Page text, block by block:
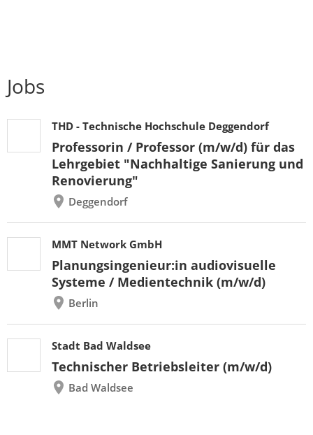
Jobs
THD - Technische Hochschule Deggendorf
Professorin / Professor (m/w/d) für das
Lehrgebiet "Nachhaltige Sanierung und
Renovierung"
Deggendorf
MMT Network GmbH
Planungsingenieur:in audiovisuelle
Systeme / Medientechnik (m/w/d)
Berlin
Stadt Bad Waldsee
Technischer Betriebsleiter (m/w/d)
Bad Waldsee